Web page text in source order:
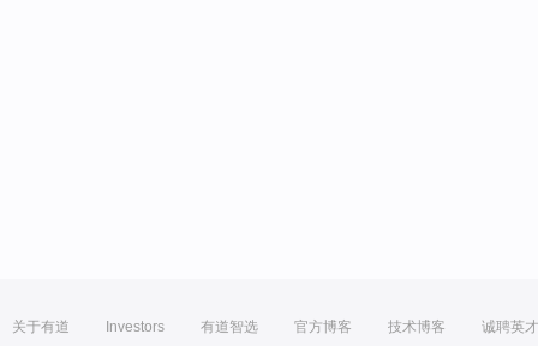
关于有道 Investors 有道智选 官方博客 技术博客 诚聘英才